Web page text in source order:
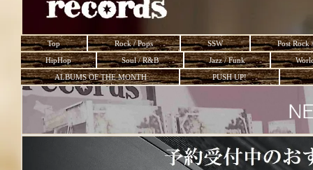
Top Rock / Pops SSW
Post Rock
HipHop
Soul / R&B Jazz / Funk
ALBUMS OF THE MONTH
PUSH UP!